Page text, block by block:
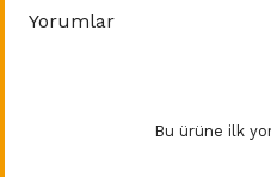
Yorumlar
Bu ürüne ilk